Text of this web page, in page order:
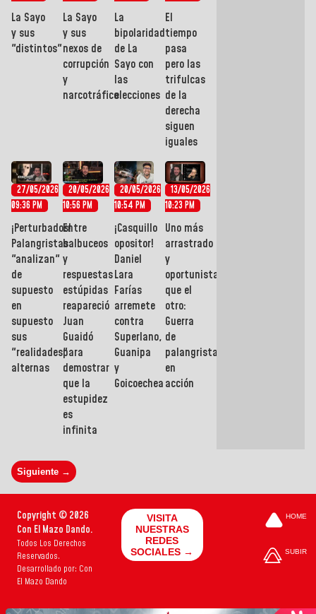
La Sayo
y sus
"distintos"
La Sayo
y sus
nexos de
corrupción
y
narcotráfico
La
bipolaridad
de La
Sayo con
las
elecciones
El
tiempo
pasa
pero las
trifulcas
de la
derecha
siguen
iguales
27/05/2026
09:36 PM
¡Perturbados!
Palangristas
"analizan"
de
supuesto
en
supuesto
sus
"realidades"
alternas
20/05/2026
10:56 PM
Entre
balbuceos
y
respuestas
estúpidas
reapareció
Juan
Guaidó
para
demostrar
que la
estupidez
es
infinita
20/05/2026
10:54 PM
¡Casquillo
opositor!
Daniel
Lara
Farías
arremete
contra
Superlano,
Guanipa
y
Goicoechea
13/05/2026
10:23 PM
Uno más
arrastrado
y
oportunista
que el
otro:
Guerra
de
palangristas
en
acción
Siguiente →
Copyright © 2026
Con El Mazo Dando.
Todos Los Derechos
Reservados.
Desarrollado por: Con
El Mazo Dando
VISITA
NUESTRAS
REDES
SOCIALES →
HOME
SUBIR